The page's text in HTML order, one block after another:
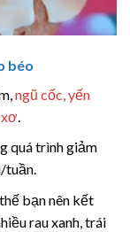
béo
ngũ cốc, yến
quá trình giảm
tuần.
bạn nên kết
rau xanh, trái